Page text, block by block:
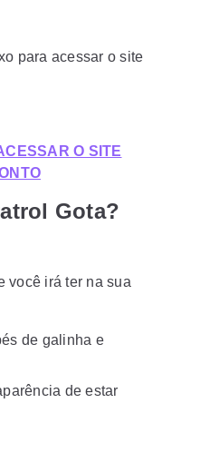
para acessar o site
O SITE
Gota?
você irá ter na sua
de galinha e
de estar